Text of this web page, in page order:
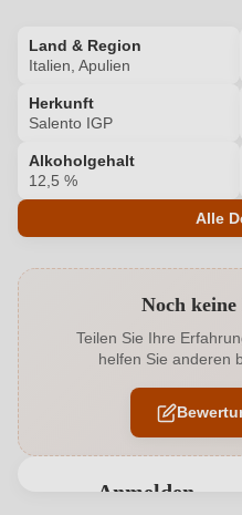
Land & Region
Italien, Apulien
Herkunft
Salento IGP
Alkoholgehalt
12,5 %
Alle
Alkoholgehalt in %
Allergene
Ausbau
Noch
Teilen Sie Ihre
helfen Sie anderen
Anmelden